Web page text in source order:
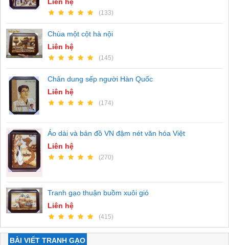
(133)
Chùa một cột hà nội
Liên hệ
(145)
Chân dung sếp người Hàn Quốc
Liên hệ
(174)
Áo dài và bản đồ VN đậm nét văn hóa Việt
Liên hệ
(270)
Tranh gạo thuận buồm xuôi gió
Liên hệ
(415)
BÀI VIẾT TRANH GẠO